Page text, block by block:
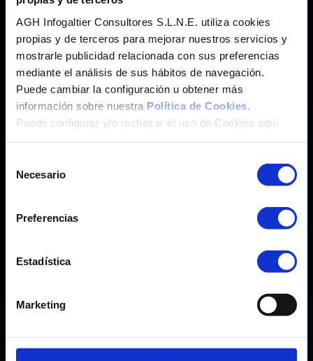
AGH Infogaltier Consultores S.L.N.E. utiliza cookies
propias y de terceros para mejorar nuestros servicios y
mostrarle publicidad relacionada con sus preferencias
mediante el análisis de sus hábitos de navegación.
Puede cambiar la configuración u obtener más
información sobre nuestra Política de Cookies.
Puede configurar y/o rechazar el uso de Cookies aquí
Necesario
Preferencias
Estadística
Marketing
Hosting Wordpress y más de 200 App.SaaS
Panel de ControlcPanel®
Weebly®
Posicionamiento SEO conMarketgoo ®
CORREO
CLOUD PC Y OFFICE
Microsoft 365 Pymes/Enterprise